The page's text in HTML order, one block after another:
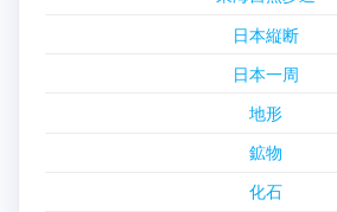
日本縦断
日本一周
地形
鉱物
化石